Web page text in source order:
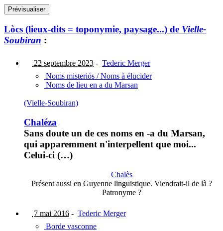
Lòcs (lieux-dits = toponymie, paysage...) de Vielle-
Soubiran :
22 septembre 2023 - Tederic Merger
Noms misteriós / Noms à élucider
Noms de lieu en a du Marsan
(Vielle-Soubiran)
Chaléza
Sans doute un de ces noms en -a du Marsan,
qui apparemment n'interpellent que moi...
Celui-ci (…)
Chalès
Présent aussi en Guyenne linguistique. Viendrait-il de là ?
Patronyme ?
7 mai 2016 - Tederic Merger
Borde vasconne